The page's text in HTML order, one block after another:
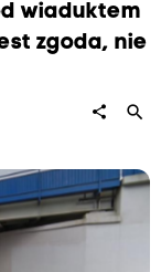
wiaduktem
zgoda, nie
share search